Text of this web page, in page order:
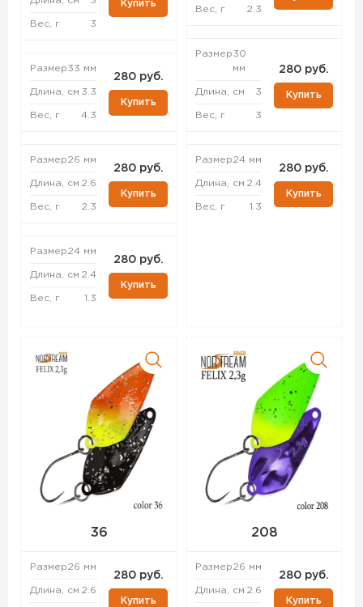
Вес, г 3
Купить
Размер33 мм
Длина, см 3.3
Вес, г 4.3
280 руб.
Купить
Размер26 мм
Длина, см 2.6
Вес, г 2.3
280 руб.
Купить
Размер24 мм
Длина, см 2.4
Вес, г 1.3
280 руб.
Купить
Вес, г 2.3
Размер30
мм
Длина, см 3
Вес, г 3
280 руб.
Купить
Размер24 мм
Длина, см 2.4
Вес, г 1.3
280 руб.
Купить
36
Размер26 мм
Длина, см 2.6
280 руб.
Купить
208
Размер26 мм
Длина, см 2.6
280 руб.
Купить